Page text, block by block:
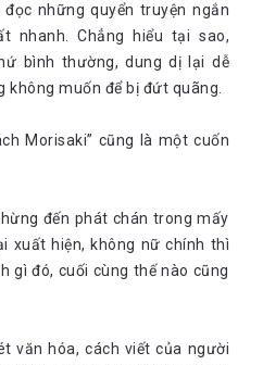
những quyển truyện ngắn
nhanh. Chẳng hiểu tại sao,
bình thường, dung dị lại dễ
không muốn để bị đứt quãng.
Morisaki” cũng là một cuốn
đến phát chán trong mấy
xuất hiện, không nữ chính thì
gì đó, cuối cùng thế nào cũng
văn hóa, cách viết của người